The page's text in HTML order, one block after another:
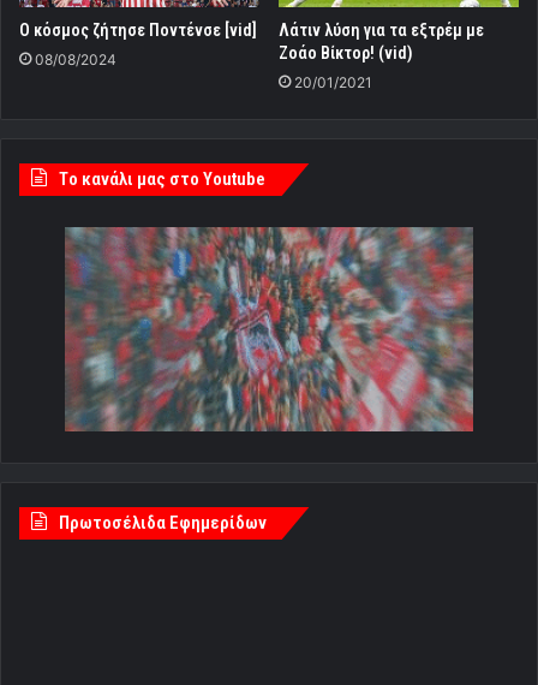
Ο κόσμος ζήτησε Ποντένσε [vid]
08/08/2024
Λάτιν λύση για τα εξτρέμ με
Ζοάο Βίκτορ! (vid)
20/01/2021
Tο κανάλι μας στο Youtube
Πρωτοσέλιδα Εφημερίδων